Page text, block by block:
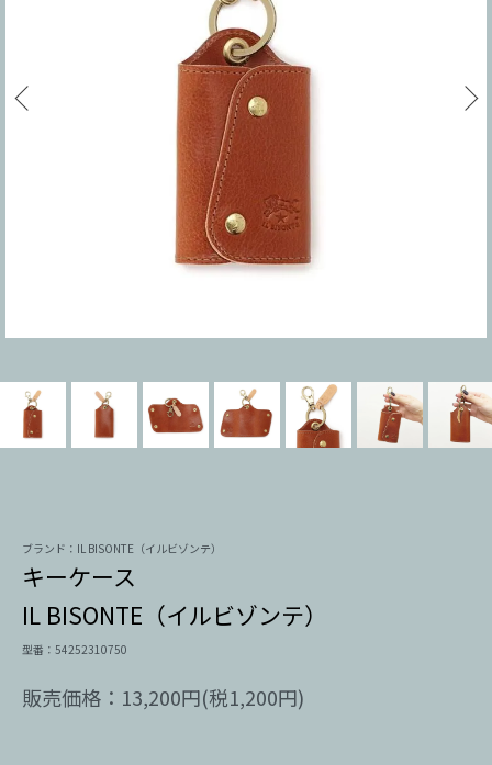
ブランド：IL BISONTE（イルビゾンテ）
キーケース
IL BISONTE（イルビゾンテ）
型番：54252310750
販売価格：13,200円(税1,200円)